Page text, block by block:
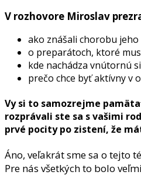
V rozhovore Miroslav
ako znášali chorobu jeho
o preparátoch, ktoré
kde nachádza vnútornú
prečo chce byť aktívny v
Vy si to samozrejme
rozprávali ste sa s vašimi
prvé pocity po zistení, že
Áno, veľakrát sme sa o tejto
Pre nás všetkých to bolo